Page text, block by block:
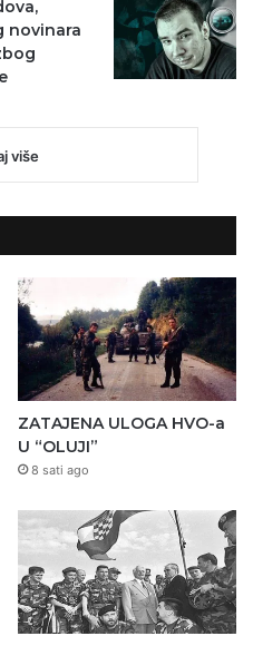
novinara
više
ZATAJENA ULOGA HVO-a
U “OLUJI”
8 sati ago